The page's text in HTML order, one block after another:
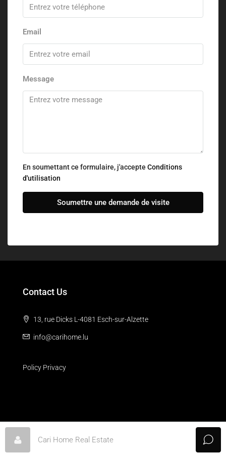
Email
Message
En soumettant ce formulaire, j'accepte Conditions
d'utilisation
Soumettre une demande de visite
Contact Us
13, rue Dicks L-4081 Esch-sur-Alzette
info@carihome.lu
Policy Privacy
Cari Home Real Estate